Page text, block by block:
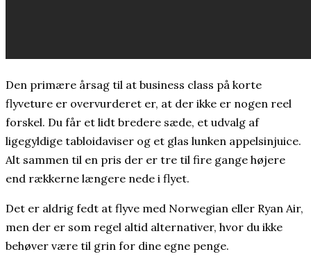
Den primære årsag til at business class på korte
flyveture er overvurderet er, at der ikke er nogen reel
forskel. Du får et lidt bredere sæde, et udvalg af
ligegyldige tabloidaviser og et glas lunken appelsinjuice.
Alt sammen til en pris der er tre til fire gange højere
end rækkerne længere nede i flyet.
Det er aldrig fedt at flyve med Norwegian eller Ryan Air,
men der er som regel altid alternativer, hvor du ikke
behøver være til grin for dine egne penge.